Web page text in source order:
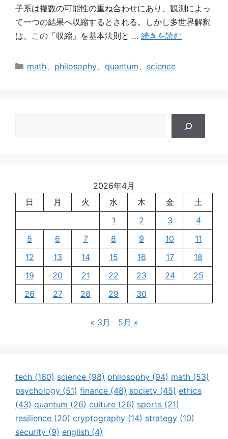
子系は複数の可能性の重ね合わせにあり、観測によっ
て一つの結果へ収縮するとされる。しかし多世界解釈
は、この「収縮」を基本法則と … 続きを読む
カ
math、 philosophy、 quantum、 science
2026年4月
日
月 火 水 木 金
土
1
2 3
4
5
6 7 8 9 10
11
12
13 14 15 16 17
18
19
20 21 22 23 24
25
26
27 28 29 30
« 3月 5月 »
tech (160) science (98) philosophy (94) math (53)
psychology (51) finance (48) society (45) ethics
(43) quantum (26) culture (26) sports (21)
resilience (20) cryptography (14) strategy (10)
security (9) english (4)